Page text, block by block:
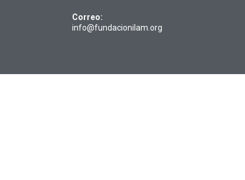
Correo:
info@fundacionilam.org